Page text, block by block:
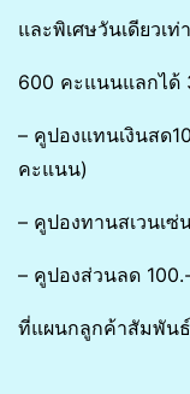
และพิเศษวันเดียวเท่
600 คะแนนแลกได้
– คูปองแทนเงินสด
คะแนน)
– คูปองทานสเวนเ
– คูปองส่วนลด
ที่แผนกลูกค้าสัมพัน